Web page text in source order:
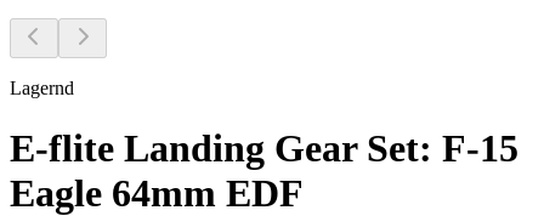
Lagernd
E-flite Landing Gear Set: F-15
Eagle 64mm EDF